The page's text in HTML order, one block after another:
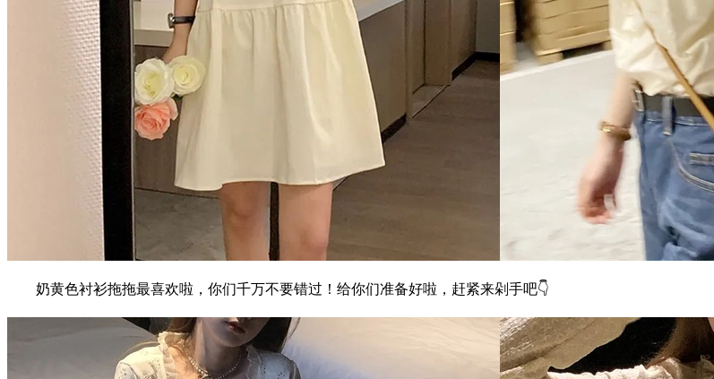
奶黄色衬衫拖拖最喜欢啦，你们千万不要错过！给你们准备好啦，赶紧来剁手吧👇